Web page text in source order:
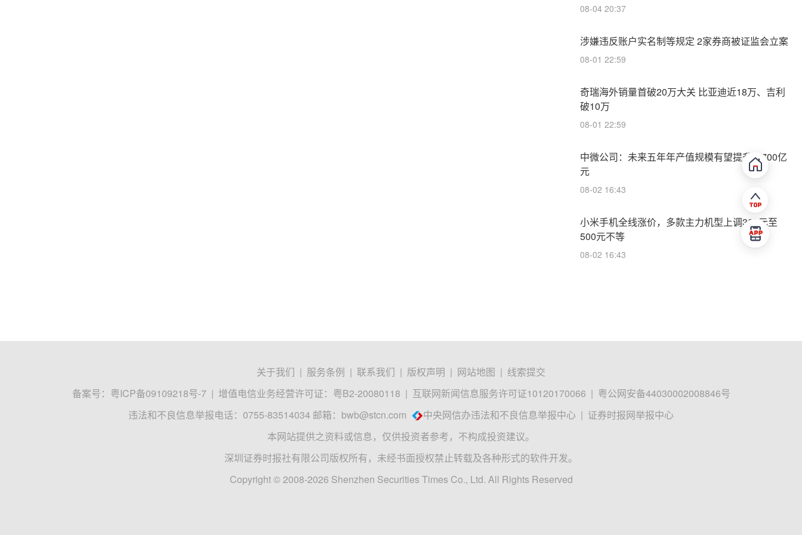
08-04 20:37
涉嫌违反账户实名制等规定 2家券商被证监会立案
08-01 22:59
奇瑞海外销量首破20万大关 比亚迪近18万、吉利
破10万
08-01 22:59
中微公司：未来五年年产值规模有望提升至700亿
元
08-02 16:43
小米手机全线涨价，多款主力机型上调300元至
500元不等
08-02 16:43
关于我们 | 服务条例 | 联系我们 | 版权声明 | 网站地图 | 线索提交
备案号： 粤ICP备09109218号-7 | 增值电信业务经营许可证：粤B2-20080118 | 互联网新闻信息服务许可证10120170066 | 粤公网安备44030002008846号
违法和不良信息举报电话：0755-83514034 邮箱： bwb@stcn.com 中央网信办违法和不良信息举报中心 | 证券时报网举报中心
本网站提供之资料或信息，仅供投资者参考，不构成投资建议。
深圳证券时报社有限公司版权所有，未经书面授权禁止转载及各种形式的软件开发。
Copyright © 2008-2026 Shenzhen Securities Times Co., Ltd. All Rights Reserved